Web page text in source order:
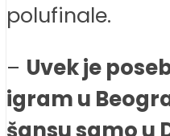
polufinale.
– Uvek je
igram u
šansu samo u